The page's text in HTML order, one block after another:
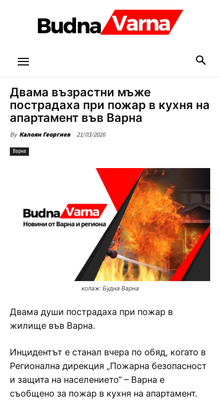
Двама възрастни мъже
пострадаха при пожар в кухня на
апартамент във Варна
By Калоян Георгиев 21/03/2026
Варна
колаж: Будна Варна
Двама души пострадаха при пожар в
жилище във Варна.
Инцидентът е станал вчера по обяд, когато в
Регионална дирекция „Пожарна безопасност
и защита на населението“ – Варна е
съобщено за пожар в кухня на апартамент.